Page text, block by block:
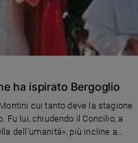
ha ispirato Bergoglio
cui tanto deve la stagione
Fu lui, chiudendo il Concilio, a
dell'umanità», più incline a